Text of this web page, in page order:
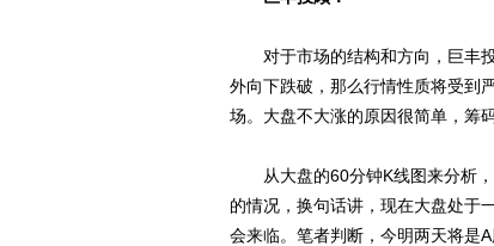
对于市场的结构和方向，巨丰投
外向下跌破，那么行情性质将受到
场。大盘不大涨的原因很简单，筹
从大盘的60分钟K线图来分析，
的情况，换句话讲，现在大盘处于
会来临。笔者判断，今明两天将是A